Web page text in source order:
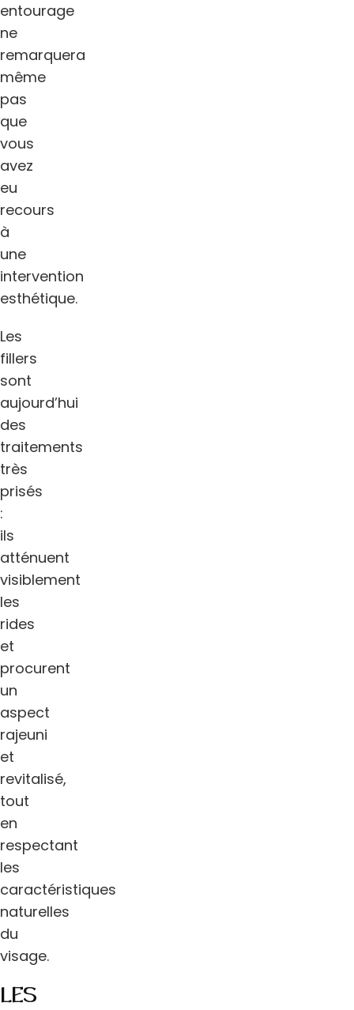
entourage
ne
remarquera
même
pas
que
vous
avez
eu
recours
à
une
intervention
esthétique.
Les
fillers
sont
aujourd’hui
des
traitements
très
prisés
:
ils
atténuent
visiblement
les
rides
et
procurent
un
aspect
rajeuni
et
revitalisé,
tout
en
respectant
les
caractéristiques
naturelles
du
visage.
LES